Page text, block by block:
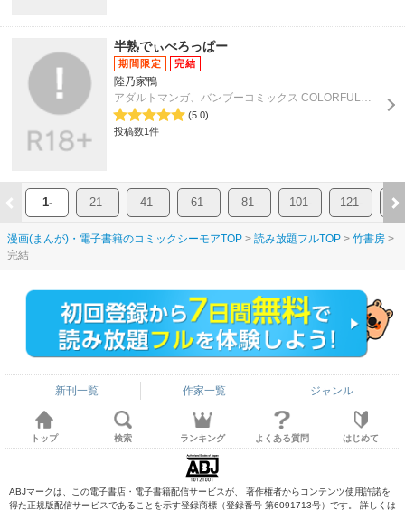
半熟でぃべろっぱー
陸乃家鴨
アダルトマンガ、バンブーコミックス COLORFULセレクト
(5.0)
投稿数1件
1- 21- 41- 61- 81- 101- 121-
漫画(まんが)・電子書籍のコミックシーモアTOP 読み放題フルTOP
竹書房
完結
新刊一覧 作家一覧 ジャンル
トップ 検索 ランキング よくある質問 はじめて
ABJマークは、この電子書店・電子書籍配信サービスが、 著作権者からコンテンツ使用許諾を
得た正規版配信サービスであることを示す登録商標（登録番号 第6091713号）です。 詳しくは